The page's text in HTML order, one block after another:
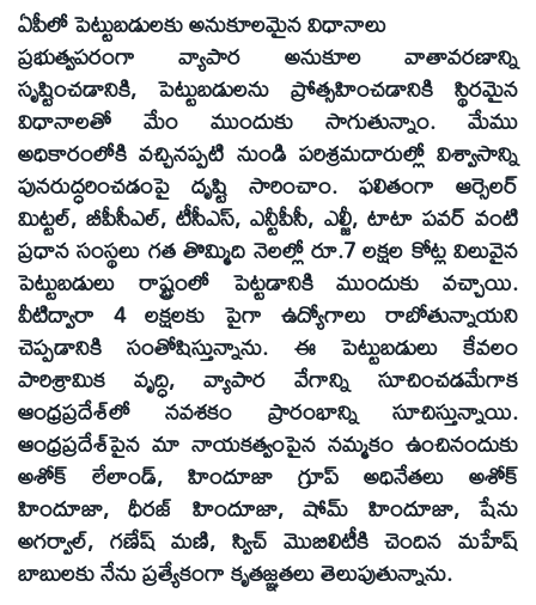
ఏపీలో పెట్టుబడులకు అనుకూలమైన విధానాలు
ప్రభుత్వపరంగా వ్యాపార అనుకూల వాతావరణాన్ని
సృష్టించడానికి, పెట్టుబడులను ప్రోత్సహించడానికి స్థిరమైన
విధానాలతో మేం ముందుకు సాగుతున్నాం. మేము
అధికారంలోకి వచ్చినప్పటి నుండి పరిశ్రమదారుల్లో విశ్వాసాన్ని
పునరుద్ధరించడంపై దృష్టి సారించాం. ఫలితంగా ఆర్సెలర్‌
మిట్టల్‌, బీపీసీఎల్‌, టీసీఎస్‌, ఎన్టీపీసీ, ఎల్జీ, టాటా పవర్‌ వంటి
ప్రధాన సంస్థలు గత తొమ్మిది నెలల్లో రూ.7 లక్షల కోట్ల విలువైన
పెట్టుబడులు రాష్ట్రంలో పెట్టడానికి ముందుకు వచ్చాయి.
వీటిద్వారా 4 లక్షలకు పైగా ఉద్యోగాలు రాబోతున్నాయని
చెప్పడానికి సంతోషిస్తున్నాను. ఈ పెట్టుబడులు కేవలం
పారిశ్రామిక వృద్ధి, వ్యాపార వేగాన్ని సూచించడమేగాక
ఆంధ్రప్రదేశ్‌లో నవశకం ప్రారంభాన్ని సూచిస్తున్నాయి.
ఆంధ్రప్రదేశ్‌పైన మా నాయకత్వంపైన నమ్మకం ఉంచినందుకు
అశోక్‌ లేలాండ్‌, హిందూజా గ్రూప్‌ అధినేతలు అశోక్‌
హిందూజా, ధీరజ్‌ హిందూజా, షోమ్‌ హిందూజా, షేను
అగర్వాల్‌, గణేష్‌ మణి, స్విచ్‌ మొబిలిటీకి చెందిన మహేష్‌
బాబులకు నేను ప్రత్యేకంగా కృతజ్ఞతలు తెలుపుతున్నాను.